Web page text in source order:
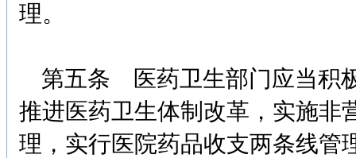
理。
第五条 医药卫生部门应当积
推进医药卫生体制改革，实施非
理，实行医院药品收支两条线管